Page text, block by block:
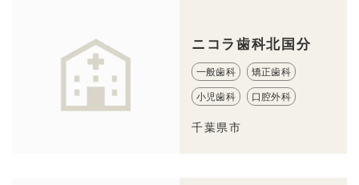
ニコラ歯科北国分
一般歯科 矯正歯科
小児歯科 口腔外科
千葉県市